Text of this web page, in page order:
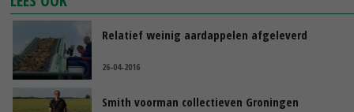
Relatief weinig aardappelen afgeleverd
26-04-2016
Smith voorman collectieven Groningen